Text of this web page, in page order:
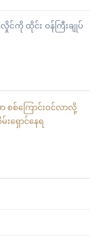
င်ကို ထိုင်း ဝန်ကြီးချုပ်
စစ်ကြောင်းဝင်လာလို့
ရှောင်နေရ